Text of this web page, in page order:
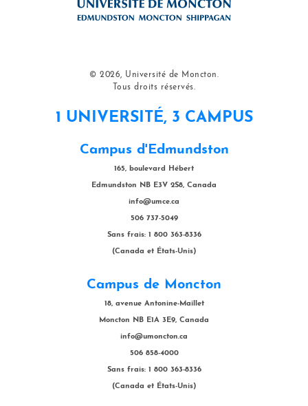
© 2026, Université de Moncton.
Tous droits réservés.
1 UNIVERSITÉ, 3 CAMPUS
Campus d'Edmundston
165, boulevard Hébert
Edmundston NB E3V 2S8, Canada
info@umce.ca
506 737-5049
Sans frais: 1 800 363-8336
(Canada et États-Unis)
Campus de Moncton
18, avenue Antonine-Maillet
Moncton NB E1A 3E9, Canada
info@umoncton.ca
506 858-4000
Sans frais: 1 800 363-8336
(Canada et États-Unis)